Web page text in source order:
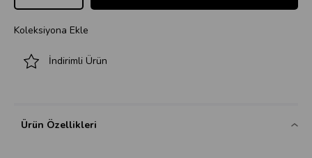
Koleksiyona Ekle
İndirimli Ürün
Ürün Özellikleri